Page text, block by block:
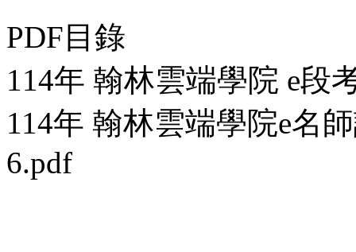
PDF目錄
114年 翰林雲端學院 e段
114年 翰林雲端學院e名
6.pdf